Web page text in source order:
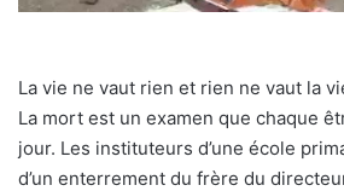
La vie ne vaut rien et rien ne vaut la
La mort est un examen que chaque
jour. Les instituteurs d’une école
d’un enterrement du frère du